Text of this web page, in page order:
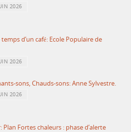
2026
d’un café: Ecole Populaire de
2026
sons, Chauds-sons: Anne Sylvestre.
2026
Plan Fortes chaleurs : phase d’alerte